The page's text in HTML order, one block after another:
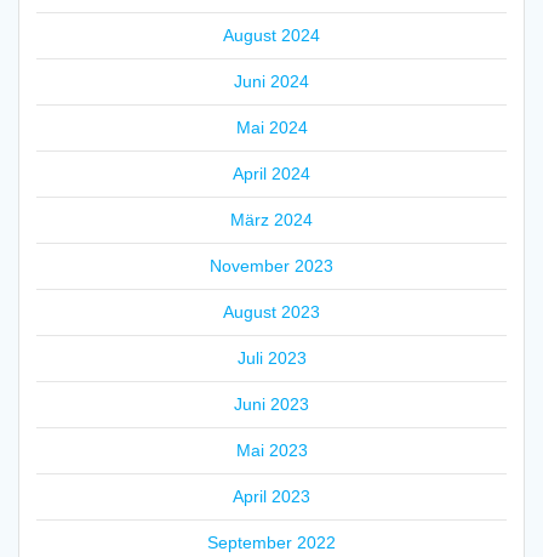
August 2024
Juni 2024
Mai 2024
April 2024
März 2024
November 2023
August 2023
Juli 2023
Juni 2023
Mai 2023
April 2023
September 2022